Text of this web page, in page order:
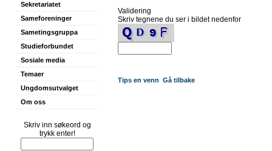
Sekretariatet
Sameforeninger
Sametingsgruppa
Studieforbundet
Sosiale media
Temaer
Ungdomsutvalget
Om oss
Skriv inn søkeord og
trykk enter!
Validering
Skriv tegnene du ser i bildet nedenfor
Tips en venn Gå tilbake